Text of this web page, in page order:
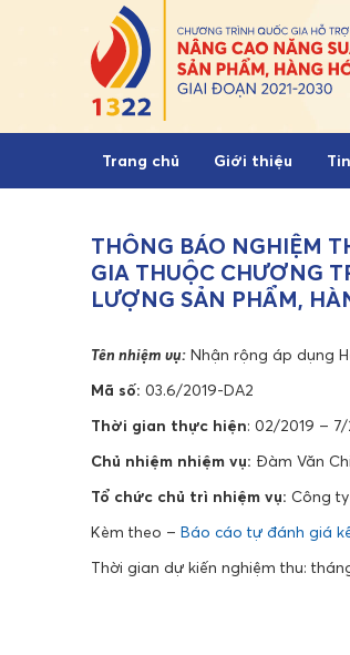
Trang chủ Giới thiệu
THÔNG BÁO NGHIỆM
GIA THUỘC CHƯƠNG
LƯỢNG SẢN PHẨM,
Tên nhiệm vụ: Nhận rộng áp dụng
Mã số: 03.6/2019-DA2
Thời gian thực hiện: 02/2019 – 7/
Chủ nhiệm nhiệm vụ: Đàm Văn
Tổ chức chủ trì nhiệm vụ: Công
Kèm theo – Báo cáo tự đánh giá
Thời gian dự kiến nghiệm thu: